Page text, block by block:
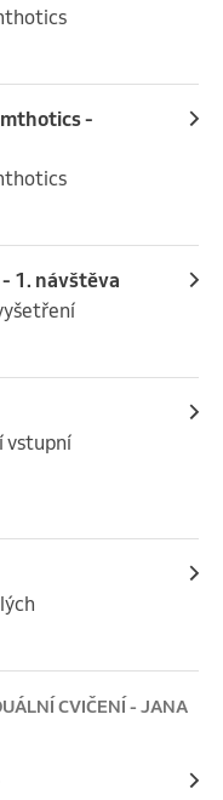
-
1. návštěva
vstupní
CVIČENÍ - JANA